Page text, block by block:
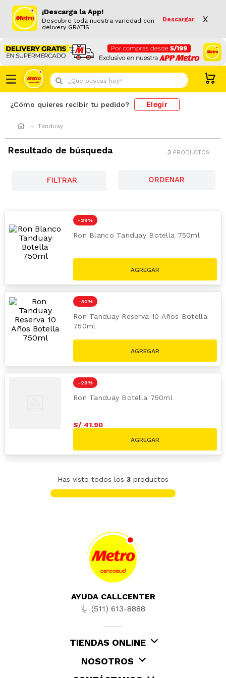
¡Descarga la App!
Descubre toda nuestra variedad con
delivery GRATIS
Descargar X
¿Que buscas hoy?
¿Cómo quieres recibir tu pedido? Elegir
Tanduay
Resultado de búsqueda 3 PRODUCTOS
FILTRAR
-29 %
Ron Blanco Tanduay Botella 750ml
S/
-30 %
Ron Tanduay Reserva 10 Años Botella
750ml
S/
-29 %
Ron Tanduay Botella 750ml
S/ 41.90
Has visto todos los 3 productos
AYUDA CALLCENTER
(511) 613-8888
TIENDAS ONLINE
NOSOTROS